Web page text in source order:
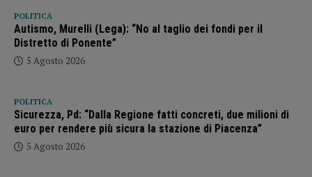
POLITICA
Autismo, Murelli (Lega): “No al taglio dei fondi per il
Distretto di Ponente”
5 Agosto 2026
POLITICA
Sicurezza, Pd: “Dalla Regione fatti concreti, due milioni di
euro per rendere più sicura la stazione di Piacenza”
5 Agosto 2026